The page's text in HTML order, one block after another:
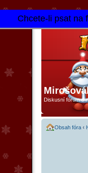
Chcete-li psat na
Diskusní fórum o
Obsah fóra ‹